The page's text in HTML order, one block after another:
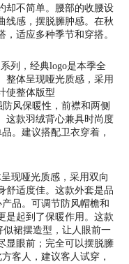
却不简单。腰部的收腰设
线感，摆脱臃肿感。在秋
适应多种季节和穿搭。
列，经典logo是本季全
整体呈现哑光质感，采用
使整体版型
风保暖性，前襟和两侧
这款羽绒背心兼具时尚度
。建议搭配卫衣穿着，
现哑光质感，采用双向
舒适度佳。这款外套是品
品。可调节防风帽檐和
是起到了保暖作用。这款
裙摆造型，让人眼前一
显眼前；完全可以摆脱臃
客人，建议客人试穿，